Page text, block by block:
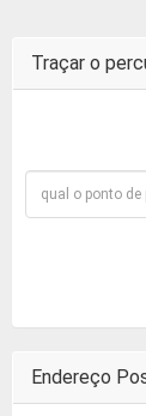
Traçar o
Endereço